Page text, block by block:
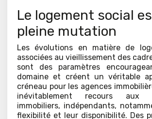
Le logement social
pleine mutation
Les évolutions en matière de
associées au vieillissement des
sont des paramètres
domaine et créent un véritable
créneau pour les agences
inévitablement recours aux
immobiliers, indépendants,
flexibilité et leur disponibilité. Des